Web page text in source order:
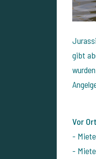
gibt
Vor
-
-